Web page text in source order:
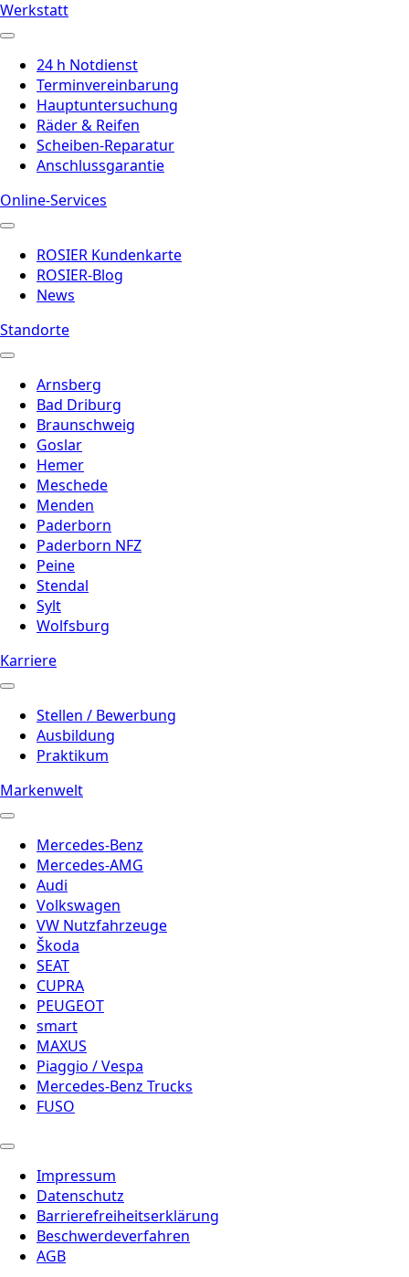
Werkstatt
24 h Notdienst
Terminvereinbarung
Hauptuntersuchung
Räder & Reifen
Scheiben-Reparatur
Anschlussgarantie
Online-Services
ROSIER Kundenkarte
ROSIER-Blog
News
Standorte
Arnsberg
Bad Driburg
Braunschweig
Goslar
Hemer
Meschede
Menden
Paderborn
Paderborn NFZ
Peine
Stendal
Sylt
Wolfsburg
Karriere
Stellen / Bewerbung
Ausbildung
Praktikum
Markenwelt
Mercedes-Benz
Mercedes-AMG
Audi
Volkswagen
VW Nutzfahrzeuge
Škoda
SEAT
CUPRA
PEUGEOT
smart
MAXUS
Piaggio / Vespa
Mercedes-Benz Trucks
FUSO
Impressum
Datenschutz
Barrierefreiheitserklärung
Beschwerdeverfahren
AGB